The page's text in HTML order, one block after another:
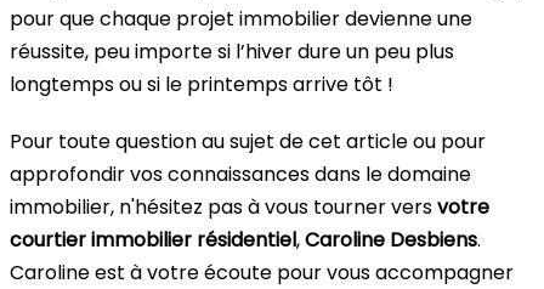
pour que chaque projet immobilier devienne une
réussite, peu importe si l’hiver dure un peu plus
longtemps ou si le printemps arrive tôt !
Pour toute question au sujet de cet article ou pour
approfondir vos connaissances dans le domaine
immobilier, n'hésitez pas à vous tourner versvotre
courtier immobilier résidentiel,Caroline Desbiens.
Caroline est à votre écoute pour vous accompagner